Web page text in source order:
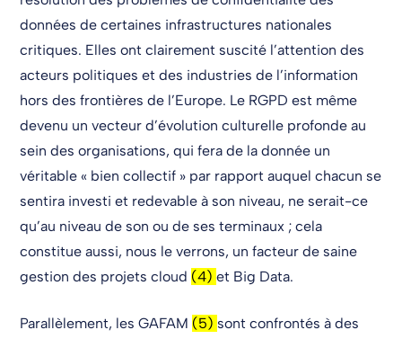
données de certaines infrastructures nationales
critiques. Elles ont clairement suscité l’attention des
acteurs politiques et des industries de l’information
hors des frontières de l’Europe. Le RGPD est même
devenu un vecteur d’évolution culturelle profonde au
sein des organisations, qui fera de la donnée un
véritable « bien collectif » par rapport auquel chacun se
sentira investi et redevable à son niveau, ne serait-ce
qu’au niveau de son ou de ses terminaux ; cela
constitue aussi, nous le verrons, un facteur de saine
gestion des projets cloud (4)et Big Data.
Parallèlement, les GAFAM (5) sont confrontés à des